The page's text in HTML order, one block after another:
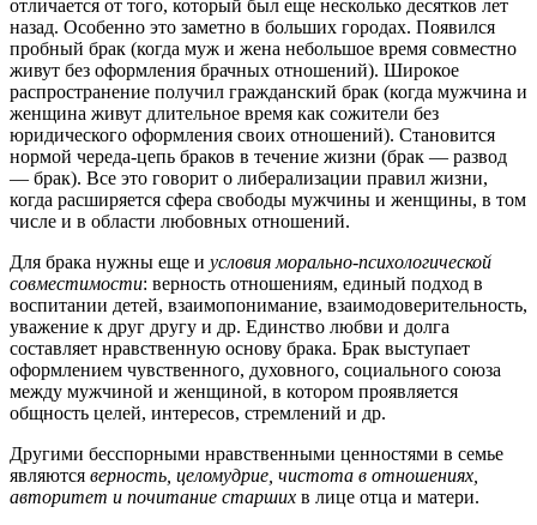
отличается от того, который был еще несколько десятков лет
назад. Особенно это заметно в больших городах. Появился
пробный брак (когда муж и жена небольшое время совместно
живут без оформления брачных отношений). Широкое
распространение получил гражданский брак (когда мужчина и
женщина живут длительное время как сожители без
юридического оформления своих отношений). Становится
нормой череда-цепь браков в течение жизни (брак — развод
— брак). Все это говорит о либерализации правил жизни,
когда расширяется сфера свободы мужчины и женщины, в том
числе и в области любовных отношений.
Для брака нужны еще и условия морально-психологической
совместимости: верность отношениям, единый подход в
воспитании детей, взаимопонимание, взаимодоверительность,
уважение к друг другу и др. Единство любви и долга
составляет нравственную основу брака. Брак выступает
оформлением чувственного, духовного, социального союза
между мужчиной и женщиной, в котором проявляется
общность целей, интересов, стремлений и др.
Другими бесспорными нравственными ценностями в семье
являются верность, целомудрие, чистота в отношениях,
авторитет и почитание старших в лице отца и матери.